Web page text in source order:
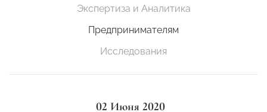
Экспертиза и Аналитика
Предпринимателям
Исследования
02 Июня 2020